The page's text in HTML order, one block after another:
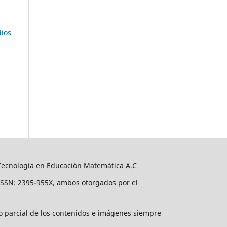
en Educación Matemática A.C
2395-955X, ambos otorgados por el
de los contenidos e imágenes siempre